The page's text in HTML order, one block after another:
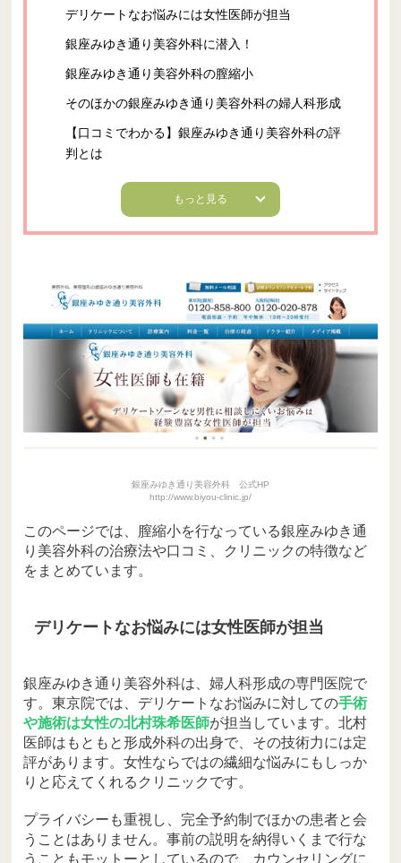
デリケートなお悩みには女性医師が担当
銀座みゆき通り美容外科に潜入！
銀座みゆき通り美容外科の膣縮小
そのほかの銀座みゆき通り美容外科の婦人科形成
【口コミでわかる】銀座みゆき通り美容外科の評
判とは
もっと見る
銀座みゆき通り美容外科 公式HP
http://www.biyou-clinic.jp/
このページでは、膣縮小を行なっている銀座みゆき通
り美容外科の治療法や口コミ、クリニックの特徴など
をまとめています。
デリケートなお悩みには女性医師が担当
銀座みゆき通り美容外科は、婦人科形成の専門医院で
す。東京院では、デリケートなお悩みに対しての手術
や施術は女性の北村珠希医師が担当しています。北村
医師はもともと形成外科の出身で、その技術力には定
評があります。女性ならではの繊細な悩みにもしっか
りと応えてくれるクリニックです。
プライバシーも重視し、完全予約制でほかの患者と会
うことはありません。事前の説明を納得いくまで行な
うこともモットーとしているので、カウンセリングに